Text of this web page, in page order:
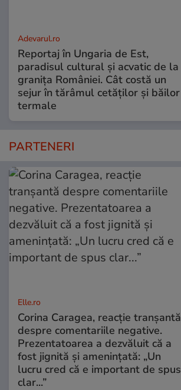
Adevarul.ro
Reportaj în Ungaria de Est,
paradisul cultural și acvatic de la
granița României. Cât costă un
sejur în tărâmul cetăților și băilor
termale
PARTENERI
Elle.ro
Corina Caragea, reacție tranșantă
despre comentariile negative.
Prezentatoarea a dezvăluit că a
fost jignită și amenințată: „Un
lucru cred că e important de spus
clar...”